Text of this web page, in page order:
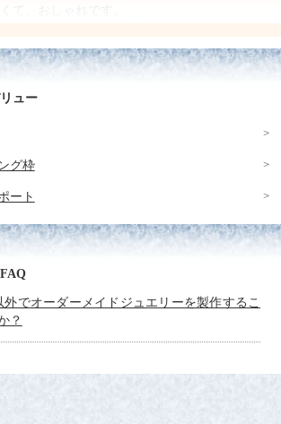
て、おしゃれです。
ました。
。
願いします。
には必ず
イヤモンドに、二人でリング枠を選び、納
上がりました。
を動かす度に綺麗に輝いて、とても満足し
くれ、二人で外出する時には必ずつけてい
ュー
グ枠
ート
外でオーダーメイドジュエリーを製作するこ
？